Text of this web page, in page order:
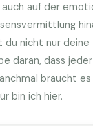
auf der
nicht nur
daran, dass
braucht
bin ich hier.